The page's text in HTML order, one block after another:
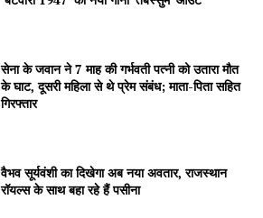
सेना के जवान ने 7 माह की गर्भवती पत्नी को उतारा मौत
के घाट, दूसरी महिला से थे प्रेम संबंध; माता-पिता सहित
गिरफ्तार
वैभव सूर्यवंशी का दिखेगा अब नया अवतार, राजस्थान
रॉयल्स के साथ बहा रहे हैं पसीना